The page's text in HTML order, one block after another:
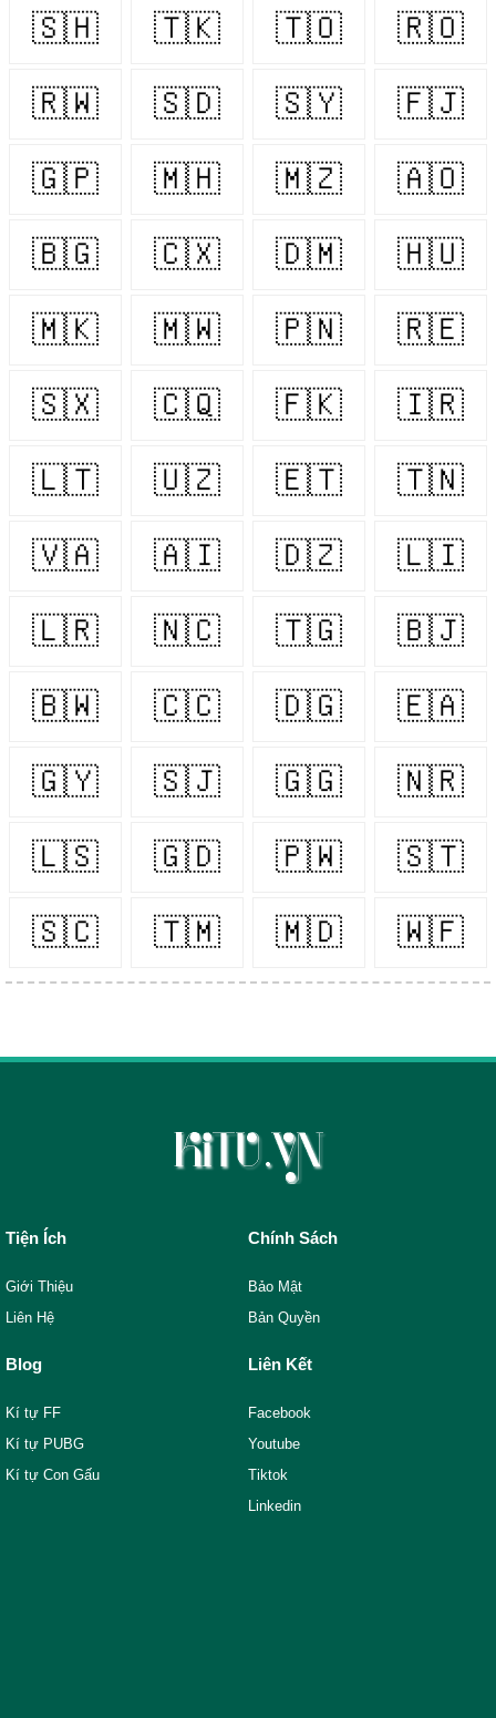
🇸🇭 🇹🇰 🇹🇴 🇷🇴
🇷🇼 🇸🇩 🇸🇾 🇫🇯
🇬🇵 🇲🇭 🇲🇿 🇦🇴
🇧🇬 🇨🇽 🇩🇲 🇭🇺
🇲🇰 🇲🇼 🇵🇳 🇷🇪
🇸🇽 🇨🇶 🇫🇰 🇮🇷
🇱🇹 🇺🇿 🇪🇹 🇹🇳
🇻🇦 🇦🇮 🇩🇿 🇱🇮
🇱🇷 🇳🇨 🇹🇬 🇧🇯
🇧🇼 🇨🇨 🇩🇬 🇪🇦
🇬🇾 🇸🇯 🇬🇬 🇳🇷
🇱🇸 🇬🇩 🇵🇼 🇸🇹
🇸🇨 🇹🇲 🇲🇩 🇼🇫
Tiện Ích
Giới Thiệu
Liên Hệ
Chính Sách
Bảo Mật
Bản Quyền
Blog
Kí tự FF
Kí tự PUBG
Kí tự Con Gấu
Liên Kết
Facebook
Youtube
Tiktok
Linkedin